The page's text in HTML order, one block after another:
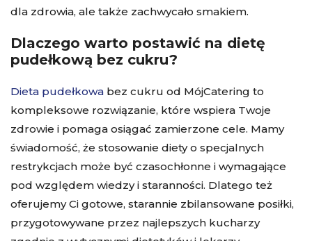
dla zdrowia, ale także zachwycało smakiem.
Dlaczego warto postawić na dietę
pudełkową bez cukru?
Dieta pudełkowa bez cukru od MójCatering to
kompleksowe rozwiązanie, które wspiera Twoje
zdrowie i pomaga osiągać zamierzone cele. Mamy
świadomość, że stosowanie diety o specjalnych
restrykcjach może być czasochłonne i wymagające
pod względem wiedzy i staranności. Dlatego też
oferujemy Ci gotowe, starannie zbilansowane posiłki,
przygotowywane przez najlepszych kucharzy